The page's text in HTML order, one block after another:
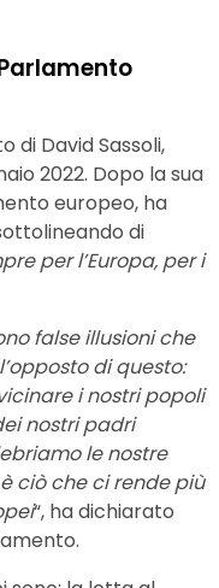
di David Sassoli,
2022. Dopo la sua
europeo, ha
di
per l’Europa, per i
false illusioni che
di questo:
i nostri popoli
nostri padri
le nostre
ciò che ci rende più
“, ha dichiarato